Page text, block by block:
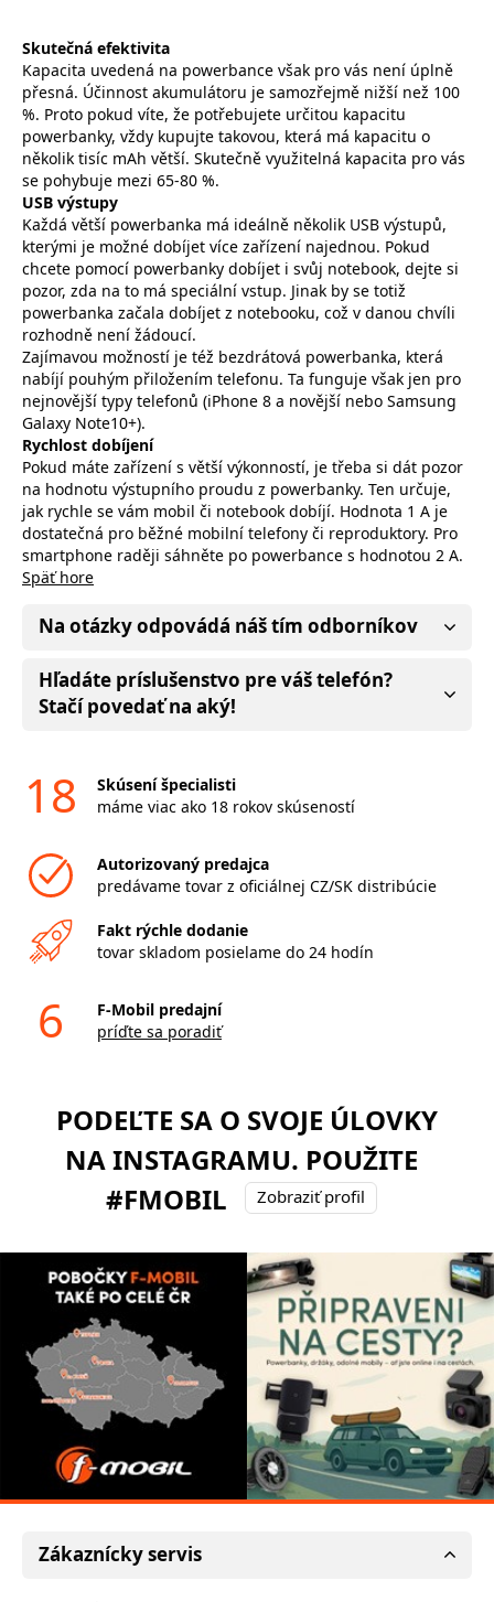
Skutečná efektivita
Kapacita uvedená na powerbance však pro vás není úplně
přesná. Účinnost akumulátoru je samozřejmě nižší než 100
%. Proto pokud víte, že potřebujete určitou kapacitu
powerbanky, vždy kupujte takovou, která má kapacitu o
několik tisíc mAh větší. Skutečně využitelná kapacita pro vás
se pohybuje mezi 65-80 %.
USB výstupy
Každá větší powerbanka má ideálně několik USB výstupů,
kterými je možné dobíjet více zařízení najednou. Pokud
chcete pomocí powerbanky dobíjet i svůj notebook, dejte si
pozor, zda na to má speciální vstup. Jinak by se totiž
powerbanka začala dobíjet z notebooku, což v danou chvíli
rozhodně není žádoucí.
Zajímavou možností je též bezdrátová powerbanka, která
nabíjí pouhým přiložením telefonu. Ta funguje však jen pro
nejnovější typy telefonů (iPhone 8 a novější nebo Samsung
Galaxy Note10+).
Rychlost dobíjení
Pokud máte zařízení s větší výkonností, je třeba si dát pozor
na hodnotu výstupního proudu z powerbanky. Ten určuje,
jak rychle se vám mobil či notebook dobíjí. Hodnota 1 A je
dostatečná pro běžné mobilní telefony či reproduktory. Pro
smartphone raději sáhněte po powerbance s hodnotou 2 A.
Späť hore
Na otázky odpovádá náš tím odborníkov
Hľadáte príslušenstvo pre váš telefón?
Stačí povedať na aký!
18
Skúsení špecialisti
máme viac ako 18 rokov skúseností
Autorizovaný predajca
predávame tovar z oficiálnej CZ/SK distribúcie
Fakt rýchle dodanie
tovar skladom posielame do 24 hodín
6
F-Mobil predajní
príďte sa poradiť
PODEĽTE SA O SVOJE ÚLOVKY
NA INSTAGRAMU. POUŽITE
#FMOBIL
Zobraziť profil
Zákaznícky servis